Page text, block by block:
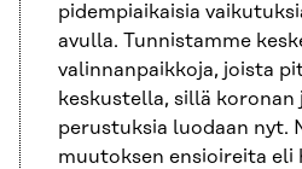
pidempiaikaisia
avulla. Tunnistamme
valinnanpaikkoja, joista
keskustella, sillä koronan
perustuksia luodaan nyt.
muutoksen ensioireita eli